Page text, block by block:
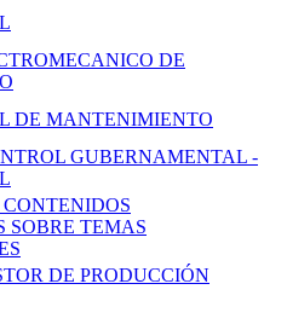
DE
DE MANTENIMIENTO
GUBERNAMENTAL -
SOBRE TEMAS
DE PRODUCCIÓN